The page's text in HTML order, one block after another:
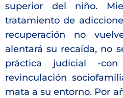
superior del niño.
tratamiento de
recuperación no
alentará su recaída, no
práctica judicial -
revinculación
mata a su entorno. Por